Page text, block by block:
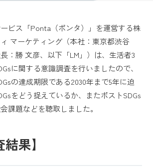
ビス「Ponta（ポンタ）」を運営する株
マーケティング（本社：東京都渋谷
：勝 文彦、以下「LM」）は、生活者3
に関する意識調査を行いましたので、
の達成期限である2030年まで5年に迫
をどう捉えているか、またポストSDGs
課題などを聴取しました。
果】